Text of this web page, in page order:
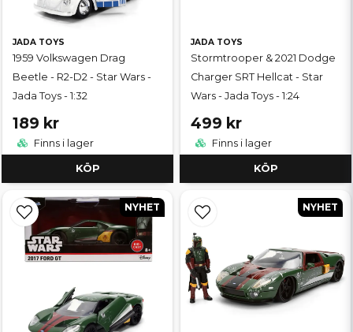
JADA TOYS
1959 Volkswagen Drag
Beetle - R2-D2 - Star Wars -
Jada Toys - 1:32
189 kr
Finns i lager
KÖP
JADA TOYS
Stormtrooper & 2021 Dodge
Charger SRT Hellcat - Star
Wars - Jada Toys - 1:24
499 kr
Finns i lager
KÖP
NYHET NYHET